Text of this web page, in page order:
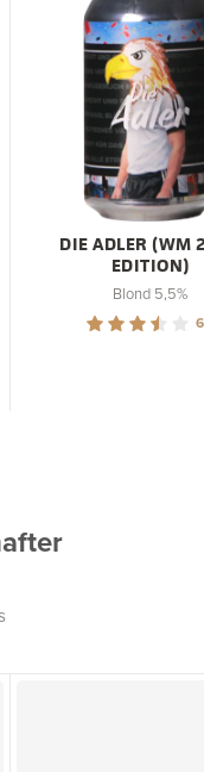
DIE ADLER (WM
EDITION)
Blond 5,5%